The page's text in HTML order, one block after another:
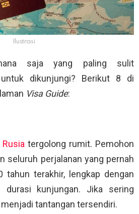
Ilustrasi
saja yang paling sulit
dikunjungi? Berikut 8 di
Visa Guide:
Rusiatergolong rumit. Pemohon
seluruh perjalanan yang pernah
tahun terakhir, lengkap dengan
durasi kunjungan. Jika sering
tantangan tersendiri.